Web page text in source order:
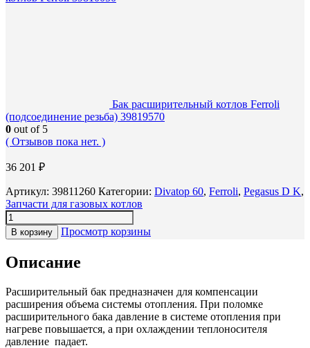
Бак расширительный котлов Ferroli
(подсоединение резьба) 39819570
0 out of 5
( Отзывов пока нет. )
36 201 ₽
Артикул: 39811260 Категории: Divatop 60, Ferroli, Pegasus D K,
Запчасти для газовых котлов
В корзину Просмотр корзины
Описание
Расширительный бак предназначен для компенсации
расширения объема системы отопления. При поломке
расширительного бака давление в системе отопления при
нагреве повышается, а при охлаждении теплоносителя
давление падает.